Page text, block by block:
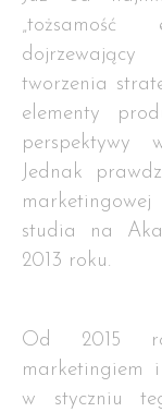
„tożsamość
tworzenia
elementy
perspektywy
Jednak
studia na
2013 roku.
Od 2015
marketingiem
w styczniu